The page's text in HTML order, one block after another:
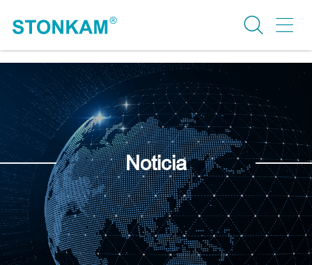
Noticia